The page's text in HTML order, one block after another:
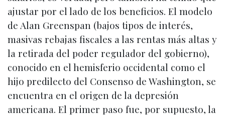
ajustar por el lado de los beneficios. El modelo
de Alan Greenspan (bajos tipos de interés,
masivas rebajas fiscales a las rentas más altas y
la retirada del poder regulador del gobierno),
conocido en el hemisferio occidental como el
hijo predilecto del Consenso de Washington, se
encuentra en el origen de la depresión
americana. El primer paso fue, por supuesto, la